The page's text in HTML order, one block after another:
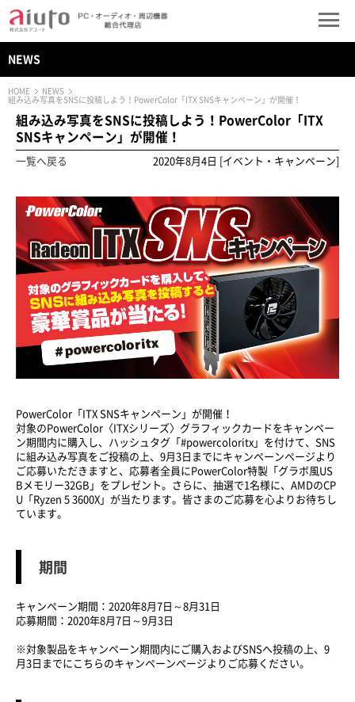
NEWS
HOME
NEWS
組み込み写真をSNSに投稿しよう！PowerColor「ITX SNSキャンペーン」が開催！
組み込み写真をSNSに投稿しよう！PowerColor「ITX
SNSキャンペーン」が開催！
一覧へ戻る 2020年8月4日 [イベント・キャンペーン]
PowerColor「ITX SNSキャンペーン」が開催！
対象のPowerColor〈ITXシリーズ〉グラフィックカードをキャンペー
ン期間内に購入し、ハッシュタグ「#powercoloritx」を付けて、SNS
に組み込み写真をご投稿の上、9月3日までにキャンペーンページより
ご応募いただきますと、応募者全員にPowerColor特製「グラボ風US
Bメモリー32GB」をプレゼント。さらに、抽選で1名様に、AMDのCP
U「Ryzen 5 3600X」が当たります。皆さまのご応募を心よりお待ちし
ています。
期間
キャンペーン期間：2020年8月7日～8月31日
応募期間：2020年8月7日～9月3日
※対象製品をキャンペーン期間内にご購入およびSNSへ投稿の上、9
月3日までにこちらのキャンペーンページよりご応募ください。